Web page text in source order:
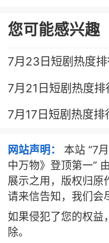
您可能感兴趣
7月23日短剧热度
7月21日短剧热度排
7月17日短剧热度排
网站声明：
本站 “7
中万物》登顶第一”
展示之用，版权归原
请来信告知，我们会
如果侵犯了您的权益
除。